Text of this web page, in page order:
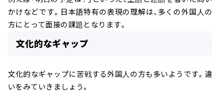
かけなどです。日本語特有の表現の理解は、多くの外国人の
方にとって面接の課題となります。
文化的なギャップ
文化的なギャップに苦戦する外国人の方も多いようです。違
いをみていきましょう。